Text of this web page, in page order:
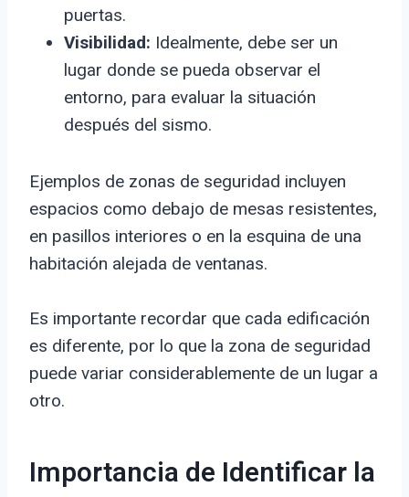
puertas.
Visibilidad: Idealmente, debe ser un
lugar donde se pueda observar el
entorno, para evaluar la situación
después del sismo.
Ejemplos de zonas de seguridad incluyen
espacios como debajo de mesas resistentes,
en pasillos interiores o en la esquina de una
habitación alejada de ventanas.
Es importante recordar que cada edificación
es diferente, por lo que la zona de seguridad
puede variar considerablemente de un lugar a
otro.
Importancia de Identificar la